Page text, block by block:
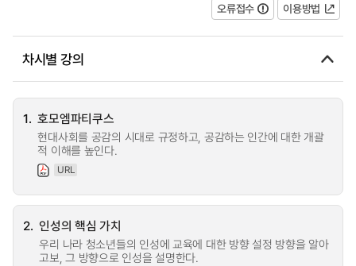
오류접수 이용방법
차시별 강의
1. 호모엠파티쿠스
현대사회를 공감의 시대로 규정하고, 공감하는 인간에 대한 개괄
적 이해를 높인다.
URL
2. 인성의 핵심 가치
우리 나라 청소년들의 인성에 교육에 대한 방향 설정 방향을 알아
고보, 그 방향으로 인성을 설명한다.